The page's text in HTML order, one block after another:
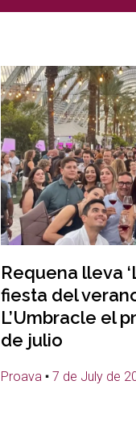
Requena lleva
fiesta del
L’Umbracle el
de julio
Proava 7 de July de